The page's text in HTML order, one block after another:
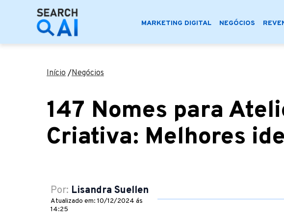
MARKETING DIGITAL NEGÓCIOS
Início /Negócios
147 Nomes para
Criativa: Melhores
Por: Lisandra Suellen
Atualizado em: 10/12/2024 ás
14:25